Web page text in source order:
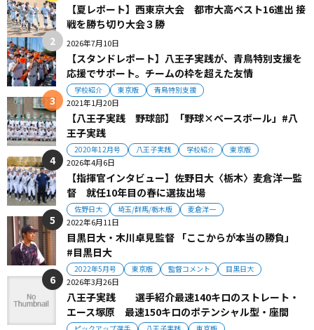
【夏レポート】西東京大会 都市大高ベスト16進出 接
戦を勝ち切り大会３勝
2026年7月10日
【スタンドレポート】八王子実践が、青鳥特別支援を
応援でサポート。チームの枠を超えた友情
学校紹介 東京版 青鳥特別支援
2021年1月20日
【八王子実践 野球部】「野球×ベースボール」#八
王子実践
2020年12月号 八王子実践 学校紹介 東京版
2026年4月6日
【指揮官インタビュー】佐野日大〈栃木〉麦倉洋一監
督 就任10年目の春に選抜出場
佐野日大 埼玉/群馬/栃木版 麦倉洋一
2022年6月11日
目黒日大・木川卓見監督 「ここからが本当の勝負」
#目黒日大
2022年5月号 東京版 監督コメント 目黒日大
2026年3月26日
八王子実践 選手紹介最速140キロのストレート・
エース塚原 最速150キロのポテンシャル型・座間